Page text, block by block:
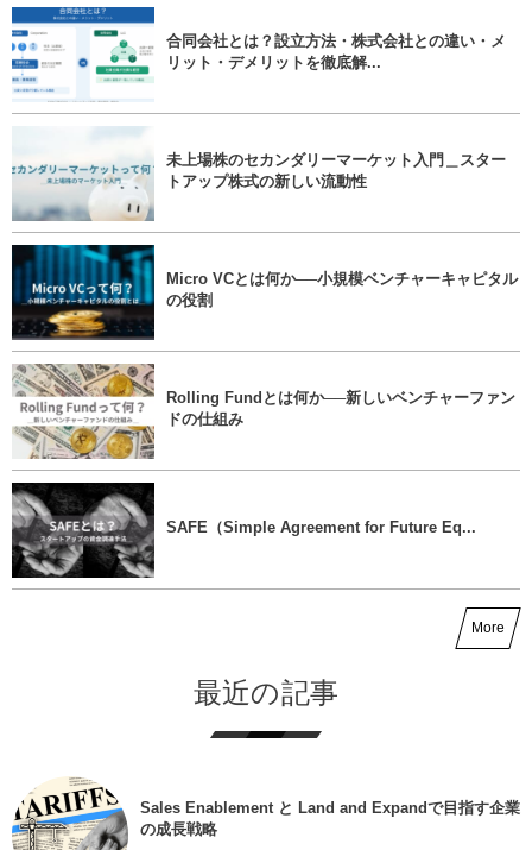
合同会社とは？設立方法・株式会社との違い・メ
リット・デメリットを徹底解...
未上場株のセカンダリーマーケット入門＿スター
トアップ株式の新しい流動性
Micro VCとは何か──小規模ベンチャーキャピタル
の役割
Rolling Fundとは何か──新しいベンチャーファン
ドの仕組み
SAFE（Simple Agreement for Future Eq...
More
最近の記事
Sales Enablement と Land and Expandで目指す企業
の成長戦略